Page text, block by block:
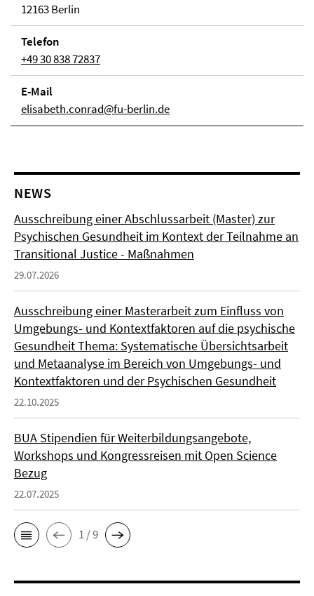
12163 Berlin
Telefon
+49 30 838 72837
E-Mail
elisabeth.conrad@fu-berlin.de
NEWS
Ausschreibung einer Abschlussarbeit (Master) zur
Psychischen Gesundheit im Kontext der Teilnahme an
Transitional Justice - Maßnahmen
29.07.2026
Ausschreibung einer Masterarbeit zum Einfluss von
Umgebungs- und Kontextfaktoren auf die psychische
Gesundheit Thema: Systematische Übersichtsarbeit
und Metaanalyse im Bereich von Umgebungs- und
Kontextfaktoren und der Psychischen Gesundheit
22.10.2025
BUA Stipendien für Weiterbildungsangebote,
Workshops und Kongressreisen mit Open Science
Bezug
22.07.2025
1 / 9